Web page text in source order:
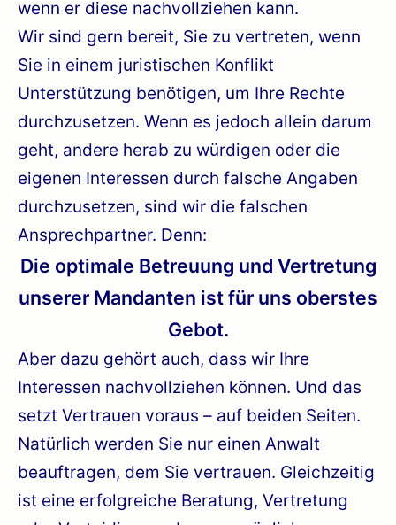
wenn er diese nachvollziehen kann.
Wir sind gern bereit, Sie zu vertreten, wenn
Sie in einem juristischen Konflikt
Unterstützung benötigen, um Ihre Rechte
durchzusetzen. Wenn es jedoch allein darum
geht, andere herab zu würdigen oder die
eigenen Interessen durch falsche Angaben
durchzusetzen, sind wir die falschen
Ansprechpartner. Denn:
Die optimale Betreuung und Vertretung
unserer Mandanten ist für uns oberstes
Gebot.
Aber dazu gehört auch, dass wir Ihre
Interessen nachvollziehen können. Und das
setzt Vertrauen voraus – auf beiden Seiten.
Natürlich werden Sie nur einen Anwalt
beauftragen, dem Sie vertrauen. Gleichzeitig
ist eine erfolgreiche Beratung, Vertretung